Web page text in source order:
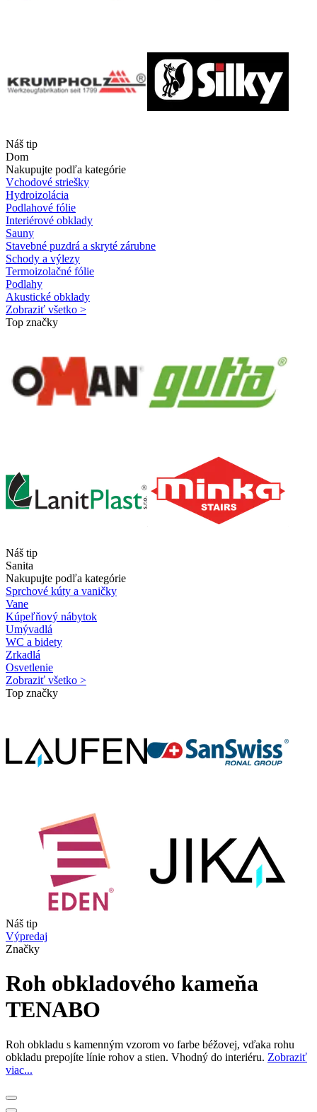
Náš tip
Dom
Nakupujte podľa kategórie
Vchodové striešky
Hydroizolácia
Podlahové fólie
Interiérové obklady
Sauny
Stavebné puzdrá a skryté zárubne
Schody a výlezy
Termoizolačné fólie
Podlahy
Akustické obklady
Zobraziť všetko >
Top značky
Náš tip
Sanita
Nakupujte podľa kategórie
Sprchové kúty a vaničky
Vane
Kúpeľňový nábytok
Umývadlá
WC a bidety
Zrkadlá
Osvetlenie
Zobraziť všetko >
Top značky
Náš tip
Výpredaj
Značky
Roh obkladového kameňa
TENABO
Roh obkladu s kamenným vzorom vo farbe béžovej, vďaka rohu
obkladu prepojíte línie rohov a stien. Vhodný do interiéru. Zobraziť
viac...